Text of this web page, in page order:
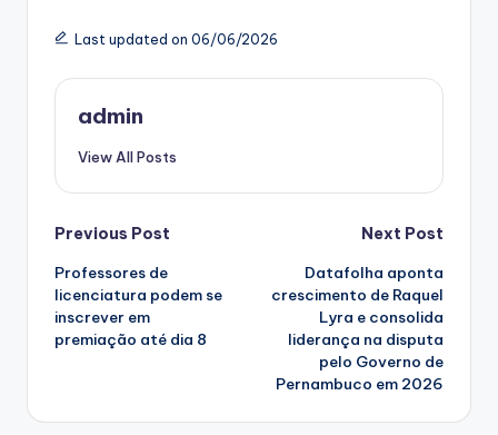
Last updated on 06/06/2026
admin
View All Posts
Post
navigation
Previous Post
Professores de
licenciatura podem se
inscrever em
premiação até dia 8
Next Post
Datafolha aponta
crescimento de Raquel
Lyra e consolida
liderança na disputa
pelo Governo de
Pernambuco em 2026